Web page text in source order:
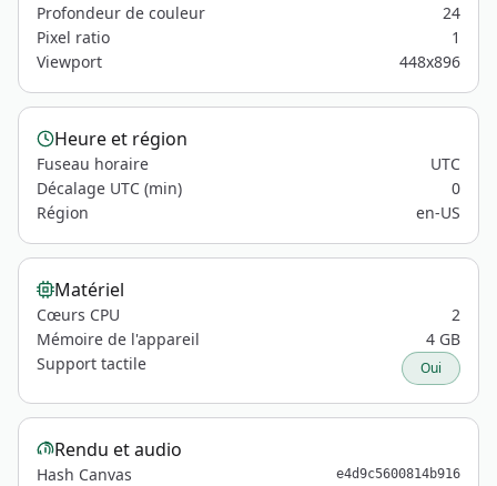
Profondeur de couleur
24
Pixel ratio
1
Viewport
448x896
Heure et région
Fuseau horaire
UTC
Décalage UTC (min)
0
Région
en-US
Matériel
Cœurs CPU
2
Mémoire de l'appareil
4 GB
Support tactile
Oui
Rendu et audio
Hash Canvas e4d9c5600814b916